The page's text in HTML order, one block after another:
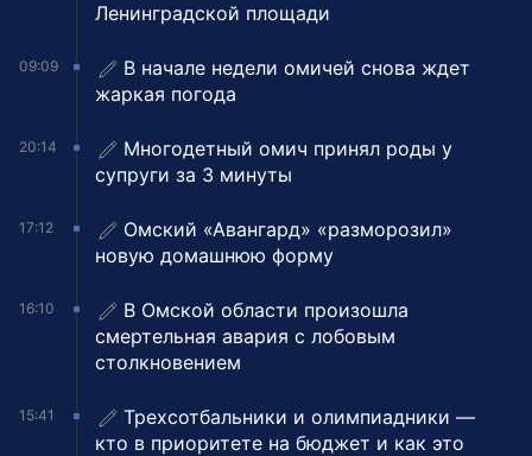
Ленинградской площади
09:09
В начале недели омичей снова ждет
жаркая погода
20:14
Многодетный омич принял роды у
супруги за 3 минуты
17:12
Омский «Авангард» «разморозил»
новую домашнюю форму
16:10
В Омской области произошла
смертельная авария с лобовым
столкновением
15:41
Трехсотбальники и олимпиадники —
кто в приоритете на бюджет и как это